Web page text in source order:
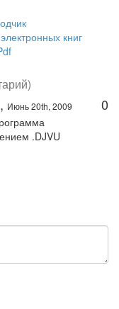
книг
Июнь 20th, 2009 0
.DJVU